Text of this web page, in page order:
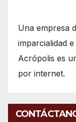
Una empresa
imparcialidad
Acrópolis es
por internet.